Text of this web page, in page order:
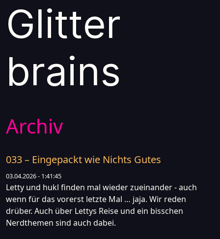
Glitter
brains
Archiv
033 – Eingepackt wie Nichts Gutes
03.04.2026 - 1:41:45
Letty und hukl finden mal wieder zueinander - auch
wenn für das vorerst letzte Mal … jaja. Wir reden
drüber. Auch über Lettys Reise und ein bisschen
Nerdthemen sind auch dabei.